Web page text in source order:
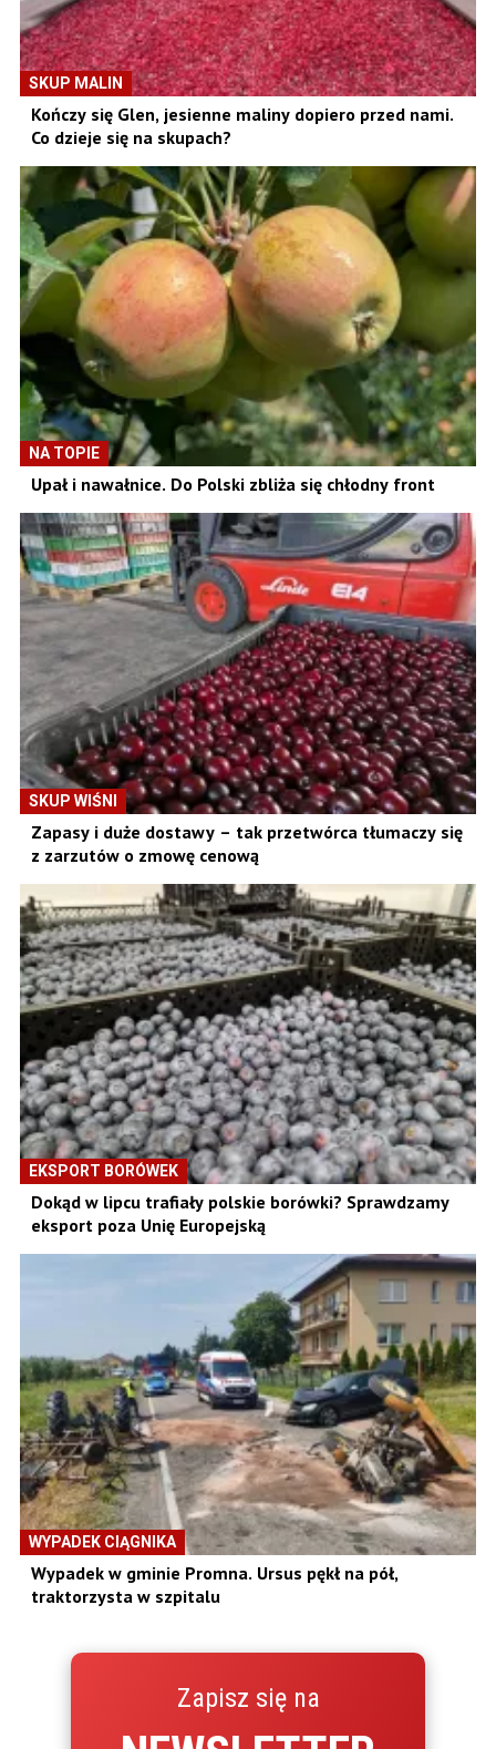
SKUP MALIN
Kończy się Glen, jesienne maliny dopiero przed nami.
Co dzieje się na skupach?
NA TOPIE
Upał i nawałnice. Do Polski zbliża się chłodny front
SKUP WIŚNI
Zapasy i duże dostawy – tak przetwórca tłumaczy się
z zarzutów o zmowę cenową
EKSPORT BORÓWEK
Dokąd w lipcu trafiały polskie borówki? Sprawdzamy
eksport poza Unię Europejską
WYPADEK CIĄGNIKA
Wypadek w gminie Promna. Ursus pękł na pół,
traktorzysta w szpitalu
Zapisz się na